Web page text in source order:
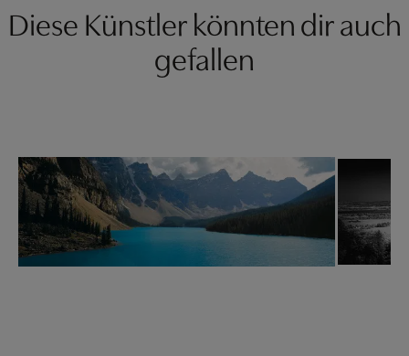
Diese Künstler könnten dir auch
gefallen